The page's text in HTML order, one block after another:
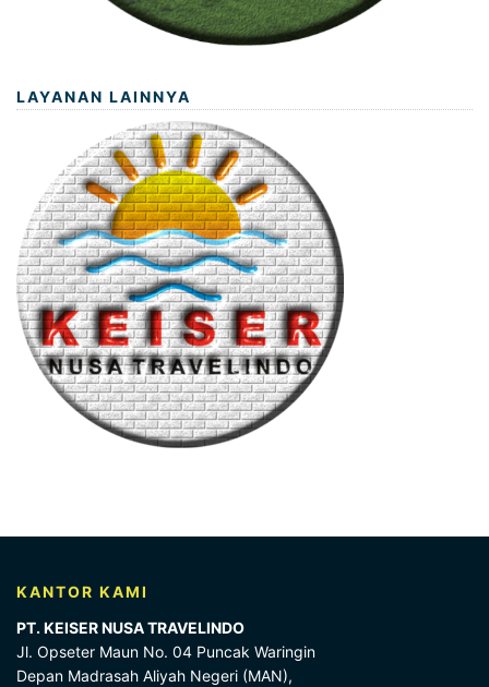
LAYANAN LAINNYA
KANTOR KAMI
PT. KEISER NUSA TRAVELINDO
Jl. Opseter Maun No. 04 Puncak Waringin
Depan Madrasah Aliyah Negeri (MAN),